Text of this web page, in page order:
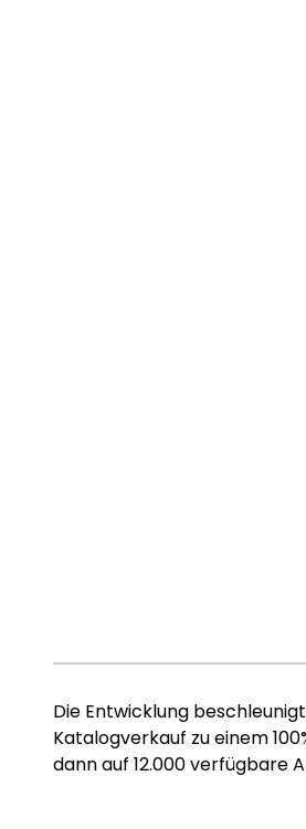
Die Entwicklung
Katalogverkauf zu einem
dann auf 12.000 verfügbare